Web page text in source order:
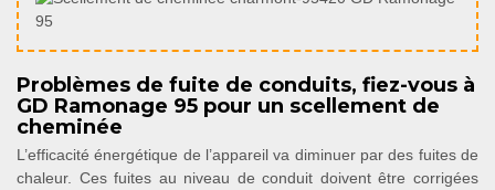
Problèmes de fuite de conduits, fiez-vous à
GD Ramonage 95 pour un scellement de
cheminée
L’efficacité énergétique de l’appareil va diminuer par des fuites de
chaleur. Ces fuites au niveau de conduit doivent être corrigées